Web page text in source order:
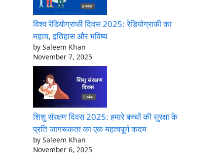
विश्व रेडियोग्राफी दिवस 2025: रेडियोग्राफी का
महत्व, इतिहास और भविष्य
by Saleem Khan
November 7, 2025
शिशु संरक्षण दिवस 2025: हमारे बच्चों की सुरक्षा के
प्रति जागरूकता का एक महत्वपूर्ण कदम
by Saleem Khan
November 6, 2025